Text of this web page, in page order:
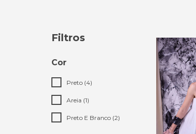
Filtros
Cor
Preto (4)
Areia (1)
Preto E Branco (2)